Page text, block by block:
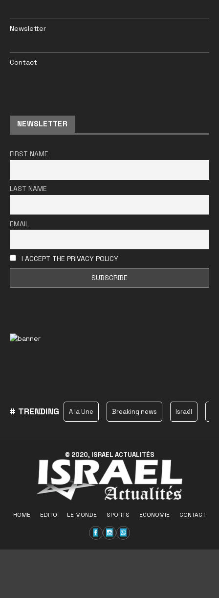
Newsletter
Contact
NEWSLETTER
FIRST NAME
LAST NAME
EMAIL
I ACCEPT THE PRIVACY POLICY
# TRENDING A la Une Breaking news Israël
© 2020, ISRAEL ACTUALITÉS
HOME EDITO LE MONDE SPORTS ECONOMIE CONTACT